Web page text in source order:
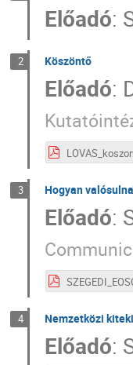
Előadó:
2 Köszöntő
Előadó:
3 Hogyan
Előadó:
4 Nemzetközi
Előadó: